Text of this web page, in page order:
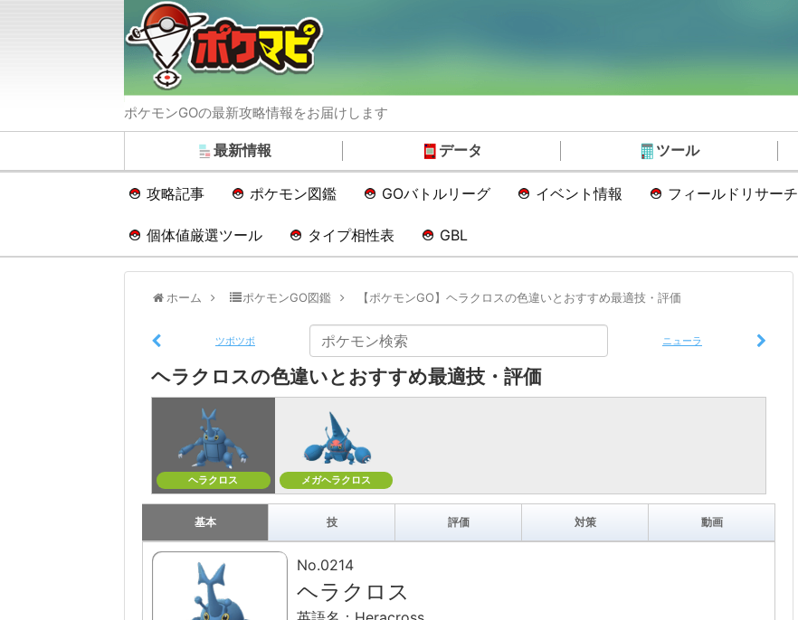
ポケモンGOの最新攻略情報をお届けします
最新情報 データ ツール
攻略記事 ポケモン図鑑 GOバトルリーグ イベント情報 フィールドリサーチ
個体値厳選ツール タイプ相性表 GBL
ホーム ポケモンGO図鑑 【ポケモンGO】ヘラクロスの色違いとおすすめ最適技・評価
ツボツボ ニューラ
ヘラクロスの色違いとおすすめ最適技・評価
ヘラクロス メガヘラクロス
基本 技 評価 対策 動画
No.0214
ヘラクロス